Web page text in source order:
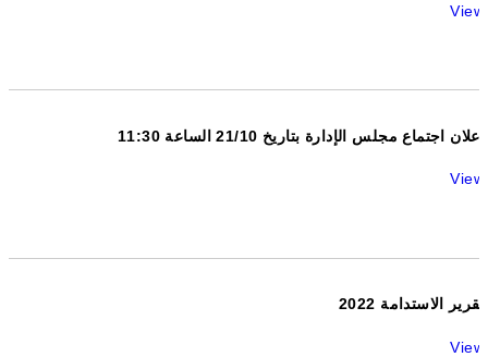
View
اعلان اجتماع مجلس الإدارة بتاريخ 21/10 الساعة 11:30
View
2022 تقرير الاستدامة
View